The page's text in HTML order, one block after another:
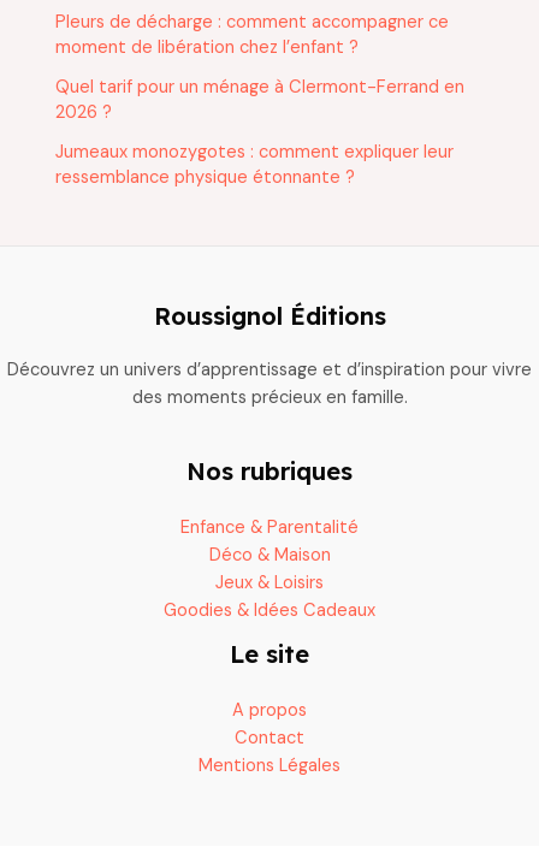
Pleurs de décharge : comment accompagner ce
moment de libération chez l’enfant ?
Quel tarif pour un ménage à Clermont-Ferrand en
2026 ?
Jumeaux monozygotes : comment expliquer leur
ressemblance physique étonnante ?
Roussignol Éditions
Découvrez un univers d’apprentissage et d’inspiration pour vivre
des moments précieux en famille.
Nos rubriques
Enfance & Parentalité
Déco & Maison
Jeux & Loisirs
Goodies & Idées Cadeaux
Le site
A propos
Contact
Mentions Légales